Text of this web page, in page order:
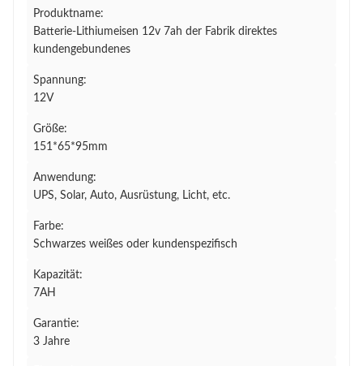
Produktname:
Batterie-Lithiumeisen 12v 7ah der Fabrik direktes
kundengebundenes
Spannung:
12V
Größe:
151*65*95mm
Anwendung:
UPS, Solar, Auto, Ausrüstung, Licht, etc.
Farbe:
Schwarzes weißes oder kundenspezifisch
Kapazität:
7AH
Garantie:
3 Jahre